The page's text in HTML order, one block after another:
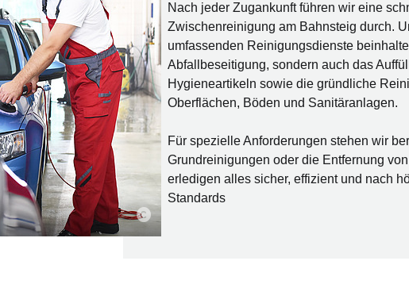
Nach jeder Zugankunft führen wir eine
Zwischenreinigung am Bahnsteig durch.
umfassenden Reinigungsdienste
Abfallbeseitigung, sondern auch das
Hygieneartikeln sowie die gründliche
Oberflächen, Böden und Sanitäranlagen.
Für spezielle Anforderungen stehen wir
Grundreinigungen oder die Entfernung
erledigen alles sicher, effizient und nach
Standards
ist die Kunst, ein Fahrzeug
ursprünglichen Zustand
Innenreinigung bis zur
Autoaufbereitung sorgt für
Werterhalt.